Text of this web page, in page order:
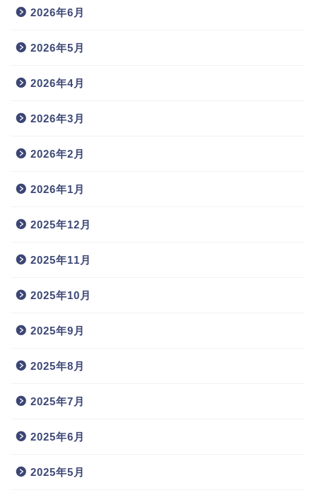
2026年6月
2026年5月
2026年4月
2026年3月
2026年2月
2026年1月
2025年12月
2025年11月
2025年10月
2025年9月
2025年8月
2025年7月
2025年6月
2025年5月